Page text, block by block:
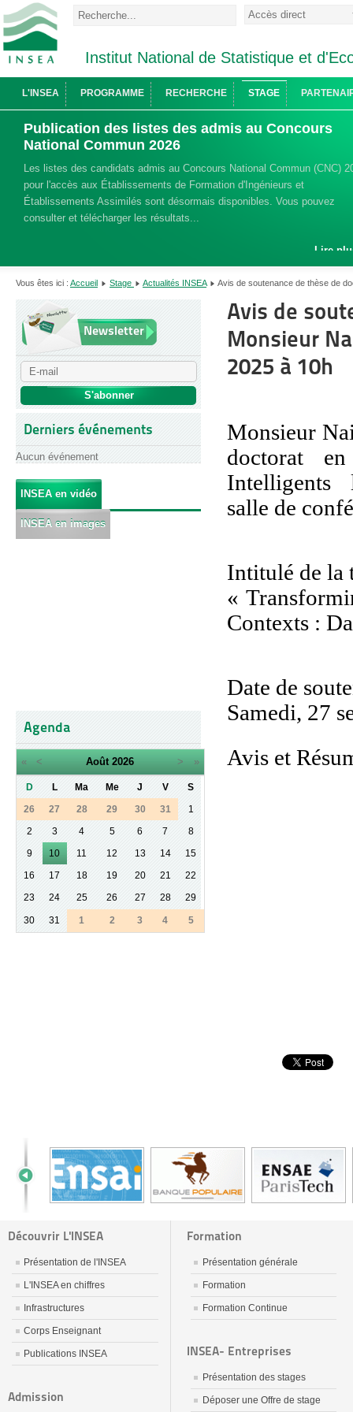
Institut National de Statistique et
L'INSEA PROGRAMME RECHERCHE STAGE
Publication des listes des admis au Concours
National Commun 2026
Les listes des candidats admis au Concours National Commun (CNC)
pour l'accès aux Établissements de Formation d'Ingénieurs et
Établissements Assimilés sont désormais disponibles. Vous pouvez
consulter et télécharger les résultats...
Lire
Vous êtes ici : Accueil Stage Actualités INSEA Avis de soutenance de thèse de
Newsletter
Derniers événements
Aucun événement
INSEA en vidéo
INSEA en images
Agenda
« < Août 2026 > »
D L Ma Me J V
S
26
27 28 29 30 31
1
2
3 4 5 6 7
8
9
10 11 12 13 14
15
16
17 18 19 20 21
22
23
24 25 26 27 28 29
30 31 1 2 3 4 5
Avis de
Monsieur
2025 à 10h
Monsieur
doctorat
Intelligents
salle de
Intitulé de la
«
Contexts :
Date de
Samedi, 27
Avis et
Découvrir L'INSEA
Présentation de l'INSEA
L'INSEA en chiffres
Infrastructures
Corps Enseignant
Publications INSEA
Admission
Formation
Présentation générale
Formation
Formation Continue
INSEA- Entreprises
Présentation des stages
Déposer une Offre de stage